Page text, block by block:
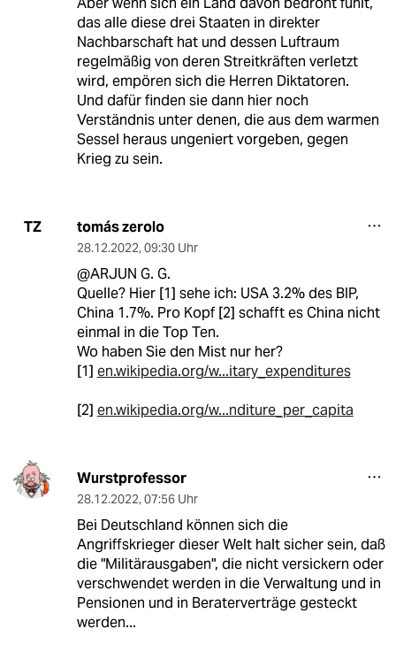
das alle diese drei Staaten in direkter
Nachbarschaft hat und dessen Luftraum
regelmäßig von deren Streitkräften verletzt
wird, empören sich die Herren Diktatoren.
Und dafür finden sie dann hier noch
Verständnis unter denen, die aus dem warmen
Sessel heraus ungeniert vorgeben, gegen
Krieg zu sein.
TZ tomás zerolo
28.12.2022, 09:30 Uhr
@ARJUN G. G.
Quelle? Hier [1] sehe ich: USA 3.2% des BIP,
China 1.7%. Pro Kopf [2] schafft es China nicht
einmal in die Top Ten.
Wo haben Sie den Mist nur her?
[1] en.wikipedia.org/w...itary_expenditures
[2] en.wikipedia.org/w...nditure_per_capita
Wurstprofessor
28.12.2022, 07:56 Uhr
Bei Deutschland können sich die
Angriffskrieger dieser Welt halt sicher sein, daß
die "Militärausgaben", die nicht versickern oder
verschwendet werden in die Verwaltung und in
Pensionen und in Beraterverträge gesteckt
werden...